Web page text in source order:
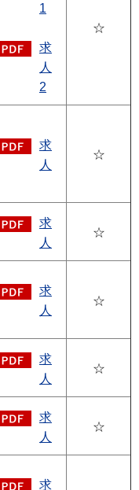
1
求
人
2
☆
求
人
☆
求
人
☆
求
人
☆
求
人
☆
求
人
☆
求